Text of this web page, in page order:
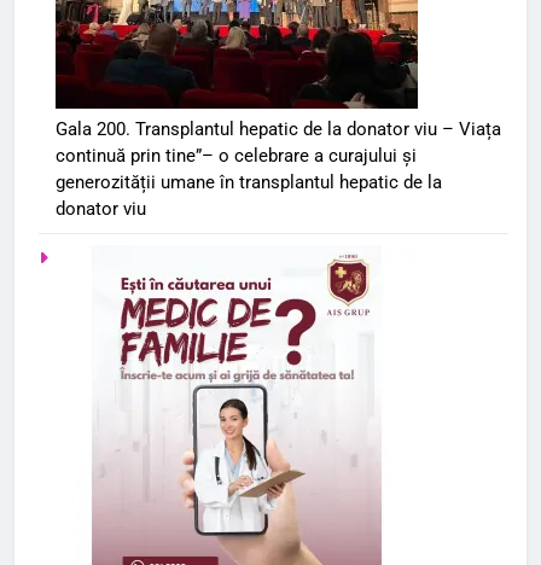
Gala 200. Transplantul hepatic de la donator viu – Viața
continuă prin tine”– o celebrare a curajului și
generozității umane în transplantul hepatic de la
donator viu